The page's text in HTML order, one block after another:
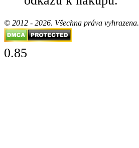
© 2012 - 2026. Všechna práva vyhrazena.
0.85